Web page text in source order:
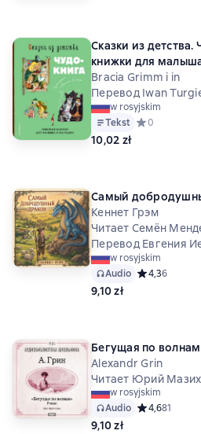
Сказки из
книжки для
Bracia Grimm i in
Перевод Iwan
w rosyjskim
Tekst Средний
0
10,02 zł
Самый
Кеннет Грэм
Читает Семён
Перевод Евгения
w rosyjskim
Audio Средний
4,36
9,10 zł
Бегущая по волнам
Alexandr Grin
Читает Юрий
w rosyjskim
Audio Средний
4,681
9,10 zł